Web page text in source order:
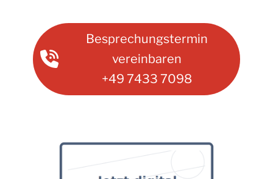
Besprechungstermin
vereinbaren
+49 7433 7098